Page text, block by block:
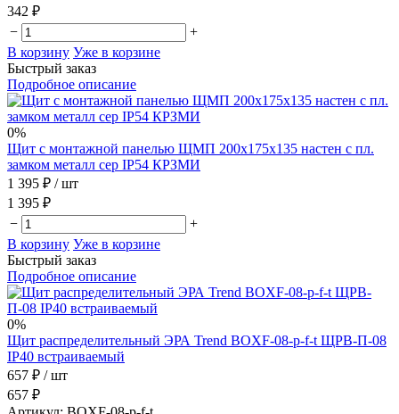
342 ₽
−
+
В корзину Уже в корзине
Быстрый заказ
Подробное описание
0%
Щит с монтажной панелью ЩМП 200х175х135 настен с пл.
замком металл сер IP54 КРЗМИ
1 395 ₽ / шт
1 395 ₽
−
+
В корзину Уже в корзине
Быстрый заказ
Подробное описание
0%
Щит распределительный ЭРА Trend BOXF-08-p-f-t ЩРВ-П-08
IP40 встраиваемый
657 ₽ / шт
657 ₽